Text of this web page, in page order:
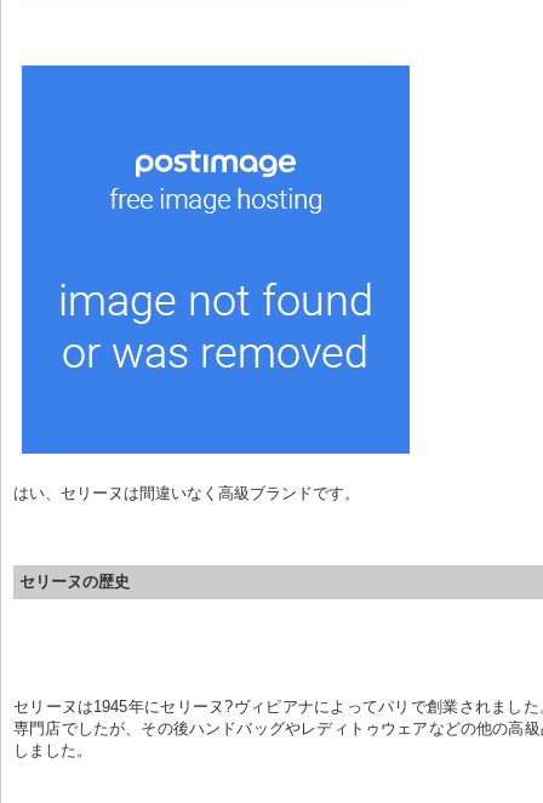
はい、セリーヌは間違いなく高級ブランドです。
セリーヌの歴史
セリーヌは1945年にセリーヌ?ヴィピアナによってパリで創業されまし
専門店でしたが、その後ハンドバッグやレディトゥウェアなどの他の高
しました。